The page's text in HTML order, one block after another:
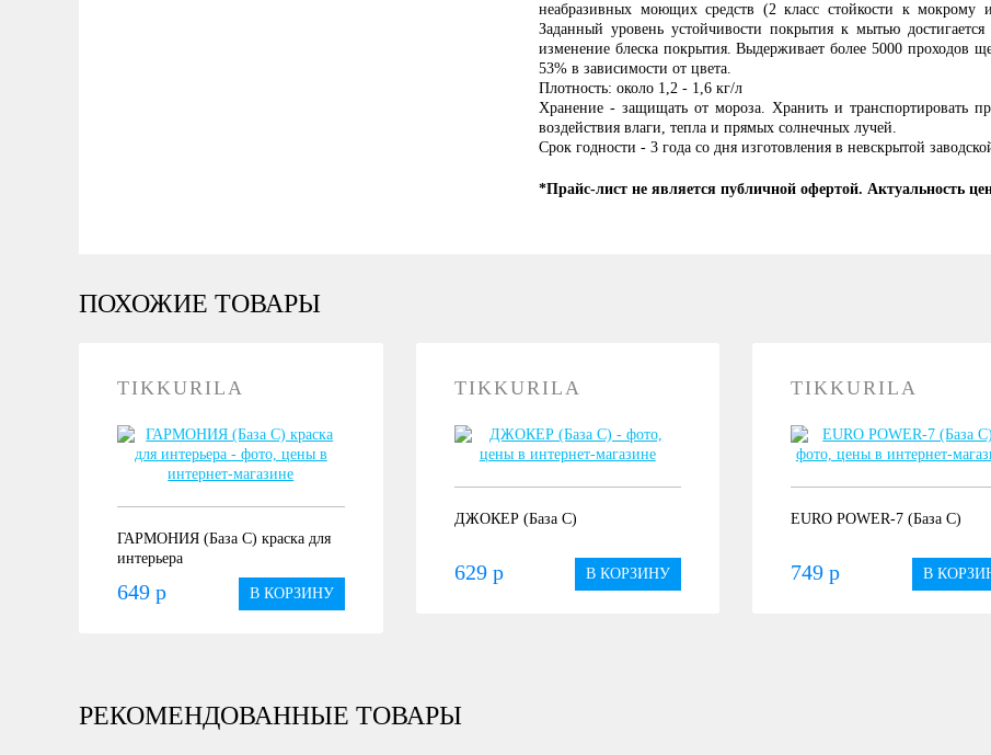
неабразивных моющих средств (2 класс стойкости к
Заданный уровень устойчивости покрытия к мытью
изменение блеска покрытия. Выдерживает более 5000 проходов
53% в зависимости от цвета.
Плотность: около 1,2 - 1,6 кг/л
Хранение - защищать от мороза. Хранить и транспортировать
воздействия влаги, тепла и прямых солнечных лучей.
Срок годности - 3 года со дня изготовления в невскрытой
*Прайс-лист не является публичной офертой. Актуальность
ПОХОЖИЕ ТОВАРЫ
TIKKURILA
ГАРМОНИЯ (База С) краска для
интерьера
В КОРЗИНУ
649 р
TIKKURILA
ДЖОКЕР (База С)
В КОРЗИНУ
629 р
TIKKURILA
EURO POWER-7 (База С)
В
749 р
РЕКОМЕНДОВАННЫЕ ТОВАРЫ